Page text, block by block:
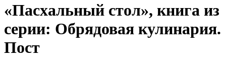
«Пасхальный стол», книга из
серии: Обрядовая кулинария.
Пост